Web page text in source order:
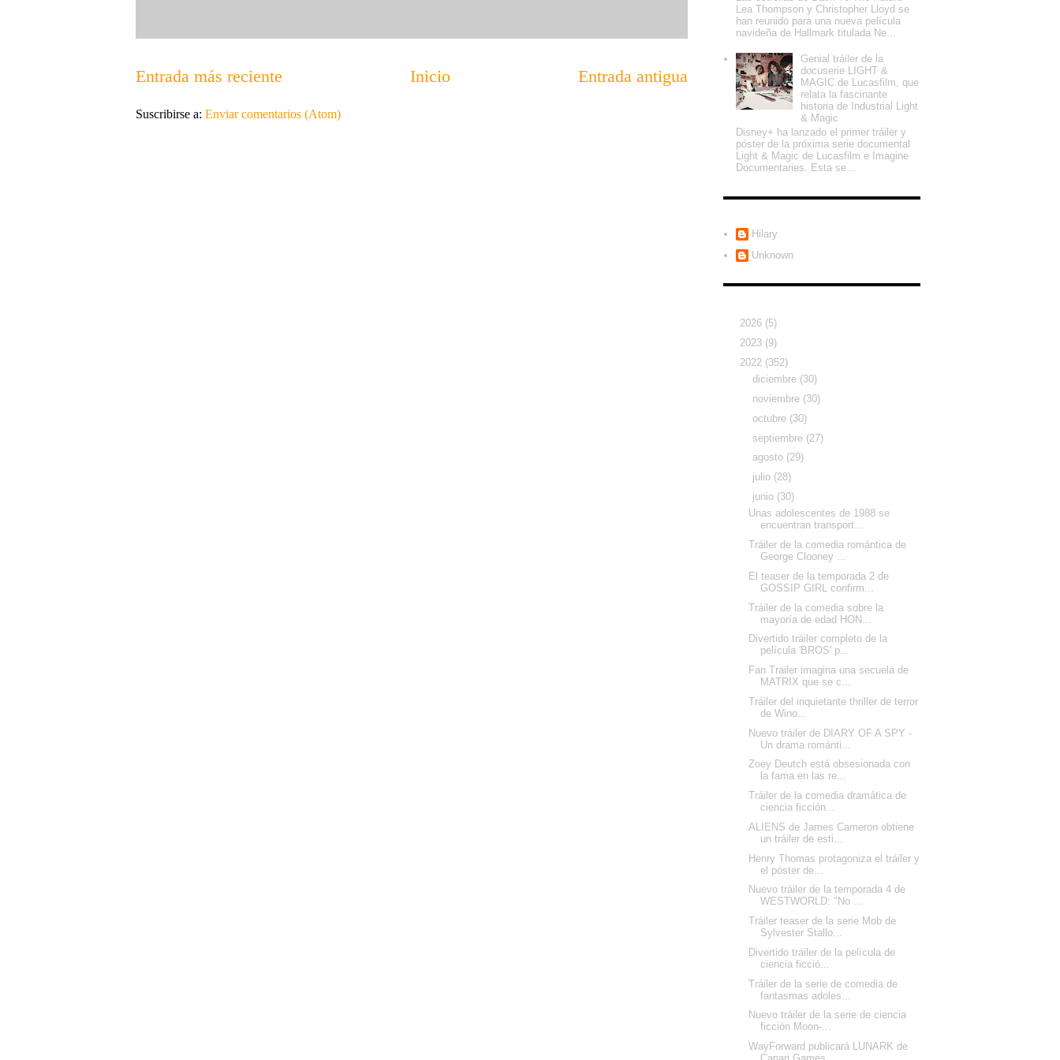
Entrada más reciente Entrada antigua
Inicio
Suscribirse a: Enviar comentarios (Atom)
Lea Thompson y Christopher Lloyd se
han reunido para una nueva película
navideña de Hallmark titulada Ne...
Genial tráiler de la
docuserie LIGHT &
MAGIC de Lucasfilm, que
relata la fascinante
historia de Industrial Light
& Magic
Disney+ ha lanzado el primer tráiler y
póster de la próxima serie documental
Light & Magic de Lucasfilm e Imagine
Documentaries. Esta se...
Hilary
Unknown
2026 (5)
2023 (9)
2022 (352)
diciembre (30)
noviembre (30)
octubre (30)
septiembre (27)
agosto (29)
julio (28)
junio (30)
Unas adolescentes de 1988 se
encuentran transport...
Tráiler de la comedia romántica de
George Clooney ...
El teaser de la temporada 2 de
GOSSIP GIRL confirm...
Tráiler de la comedia sobre la
mayoría de edad HON...
Divertido tráiler completo de la
película 'BROS' p...
Fan Trailer imagina una secuela de
MATRIX que se c...
Tráiler del inquietante thriller de terror
de Wino...
Nuevo tráiler de DIARY OF A SPY -
Un drama románti...
Zoey Deutch está obsesionada con
la fama en las re...
Tráiler de la comedia dramática de
ciencia ficción...
ALIENS de James Cameron obtiene
un tráiler de esti...
Henry Thomas protagoniza el tráiler y
el póster de...
Nuevo tráiler de la temporada 4 de
WESTWORLD: "No ...
Tráiler teaser de la serie Mob de
Sylvester Stallo...
Divertido tráiler de la película de
ciencia ficció...
Tráiler de la serie de comedia de
fantasmas adoles...
Nuevo tráiler de la serie de ciencia
ficción Moon-...
WayForward publicará LUNARK de